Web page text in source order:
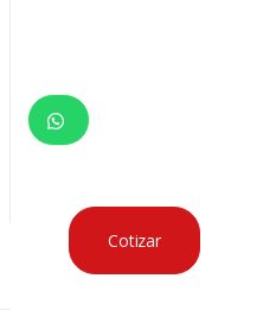
Cotizar